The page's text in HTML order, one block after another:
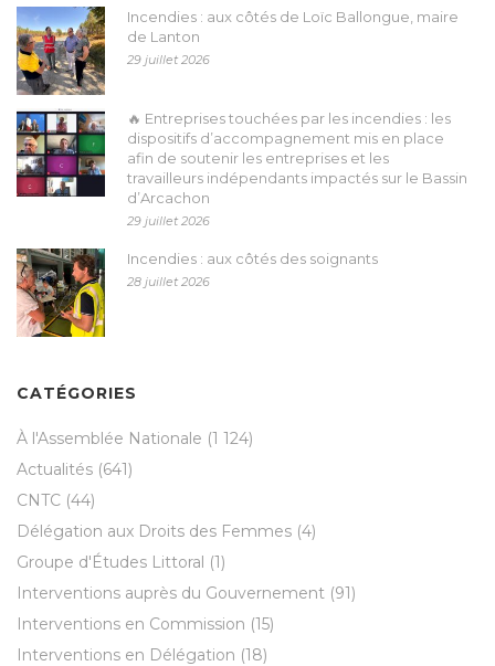
Incendies : aux côtés de Loïc Ballongue, maire
de Lanton
29 juillet 2026
🔥 Entreprises touchées par les incendies : les
dispositifs d’accompagnement mis en place
afin de soutenir les entreprises et les
travailleurs indépendants impactés sur le Bassin
d’Arcachon
29 juillet 2026
Incendies : aux côtés des soignants
28 juillet 2026
CATÉGORIES
À l'Assemblée Nationale (1 124)
Actualités (641)
CNTC (44)
Délégation aux Droits des Femmes (4)
Groupe d'Études Littoral (1)
Interventions auprès du Gouvernement (91)
Interventions en Commission (15)
Interventions en Délégation (18)